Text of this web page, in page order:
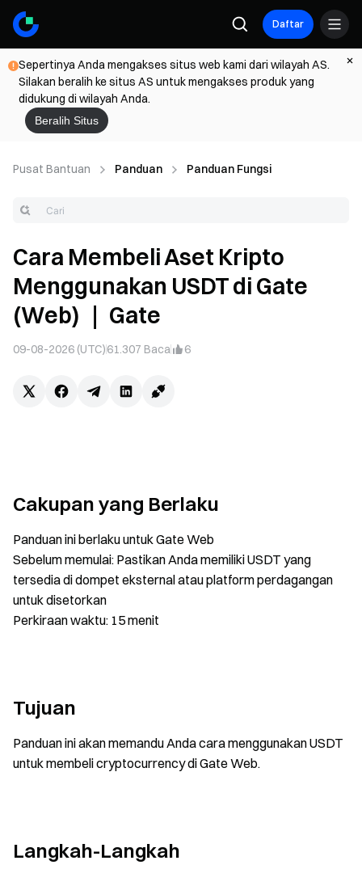
Daftar
Sepertinya Anda mengakses situs web kami dari wilayah AS.
Silakan beralih ke situs AS untuk mengakses produk yang
didukung di wilayah Anda.
Beralih Situs
Pusat Bantuan Panduan Panduan Fungsi
Cara Membeli Aset Kripto
Menggunakan USDT di Gate
(Web) ｜ Gate
09-08-2026 (UTC)61.307 Baca 6
Cakupan yang Berlaku
Panduan ini berlaku untuk Gate Web
Sebelum memulai: Pastikan Anda memiliki USDT yang
tersedia di dompet eksternal atau platform perdagangan
untuk disetorkan
Perkiraan waktu: 15 menit
Tujuan
Panduan ini akan memandu Anda cara menggunakan USDT
untuk membeli cryptocurrency di Gate Web.
Langkah-Langkah